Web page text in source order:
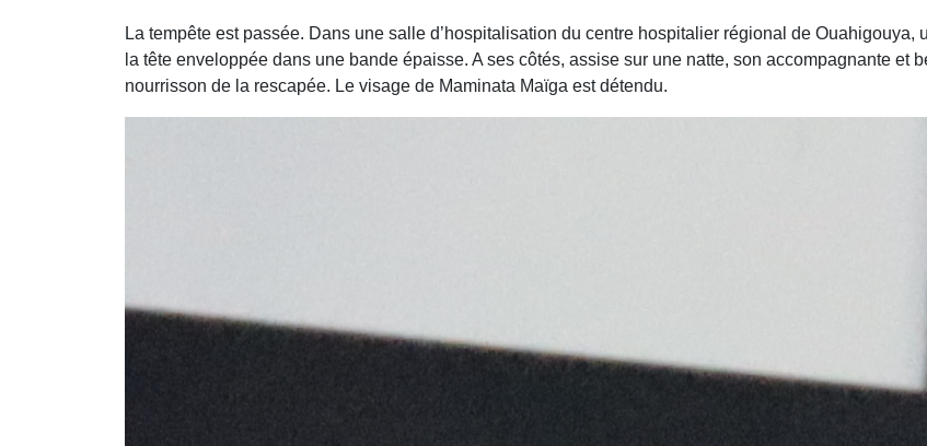
La tempête est passée. Dans une salle d’hospitalisation du centre hospitalier régional de
la tête enveloppée dans une bande épaisse. A ses côtés, assise sur une natte, son accompagnante et
nourrisson de la rescapée. Le visage de Maminata Maïga est détendu.